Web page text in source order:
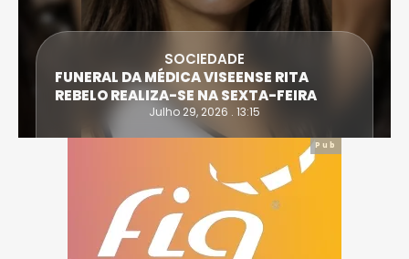
SOCIEDADE
FUNERAL DA MÉDICA VISEENSE RITA
REBELO REALIZA-SE NA SEXTA-FEIRA
Julho 29, 2026 . 13:15
Pub